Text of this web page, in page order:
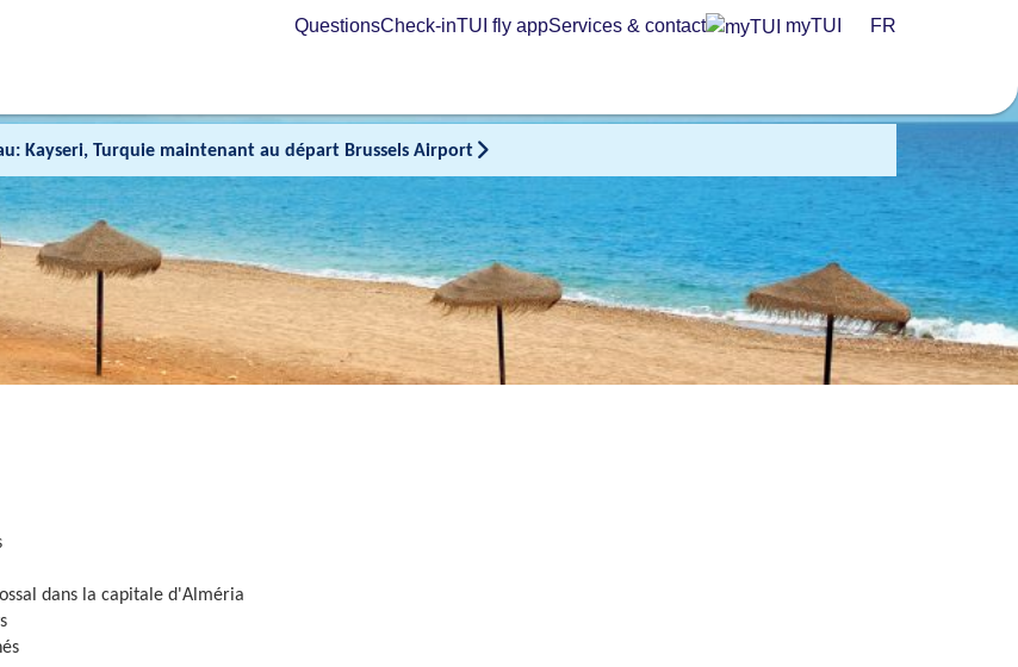
QuestionsCheck-inTUI fly appServices & contact myTUI FR
Kayseri, Turquie maintenant au départ Brussels Airport
dans la capitale d'Alméria